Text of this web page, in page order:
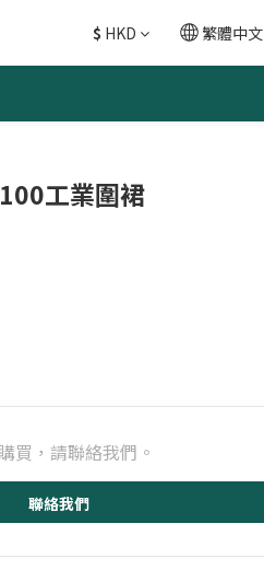
$ HKD 繁體中文
工業圍裙
買，請聯絡我們。
聯絡我們